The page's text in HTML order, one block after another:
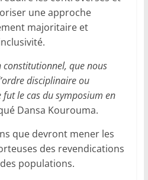
une approche
majoritaire et
constitutionnel, que nous
disciplinaire ou
le cas du symposium en
Dansa Kourouma.
que devront mener les
des revendications
populations.